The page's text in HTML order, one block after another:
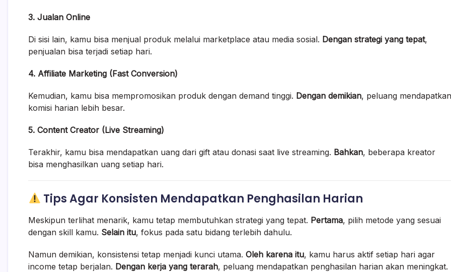
3. Jualan Online
Di sisi lain, kamu bisa menjual produk melalui marketplace atau media sosial. Dengan strategi yang tepat,
penjualan bisa terjadi setiap hari.
4. Affiliate Marketing (Fast Conversion)
Kemudian, kamu bisa mempromosikan produk dengan demand tinggi. Dengan demikian, peluang mendapatkan
komisi harian lebih besar.
5. Content Creator (Live Streaming)
Terakhir, kamu bisa mendapatkan uang dari gift atau donasi saat live streaming. Bahkan, beberapa kreator
bisa menghasilkan uang setiap hari.
Tips Agar Konsisten Mendapatkan Penghasilan Harian
Meskipun terlihat menarik, kamu tetap membutuhkan strategi yang tepat. Pertama, pilih metode yang sesuai
dengan skill kamu. Selain itu, fokus pada satu bidang terlebih dahulu.
Namun demikian, konsistensi tetap menjadi kunci utama. Oleh karena itu, kamu harus aktif setiap hari agar
income tetap berjalan. Dengan kerja yang terarah, peluang mendapatkan penghasilan harian akan meningkat.